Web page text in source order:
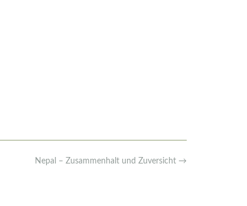
Nepal – Zusammenhalt und Zuversicht →